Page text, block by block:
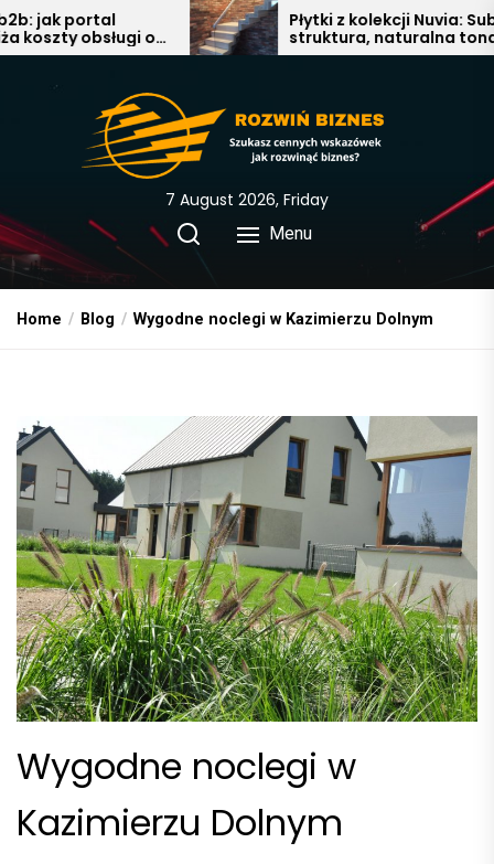
Skip
to
o
Płytki z kolekcji Nuvia: Subtelna
struktura, naturalna tonacja i
nowoczesna elegancja w
7 August 2026, Friday
Menu
Home Blog Wygodne noclegi w Kazimierzu Dolnym
Wygodne noclegi w
Kazimierzu Dolnym